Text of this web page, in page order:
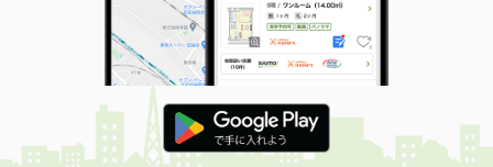
専有面積 53.8m²
間取り
2LDK
福島県郡山市安積荒井３丁目
価 格
5.20万円
住 所
福島県郡山市安積荒井３丁目